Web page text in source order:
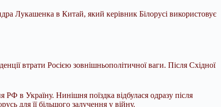
Лукашенка в Китай, який керівник Білорусі використовує
втрати Росією зовнішньополітичної ваги. Після Східної
в Україну. Нинішня поїздка відбулася одразу після
для її більшого залучення у війну.